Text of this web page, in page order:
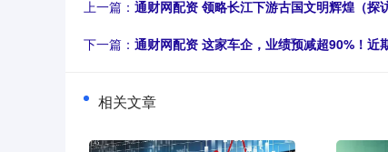
上一篇： 通财网配资 领略长江下游古国文明辉煌（
下一篇： 通财网配资 这家车企，业绩预减超90%！近
相关文章